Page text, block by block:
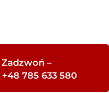
–
785 633 580